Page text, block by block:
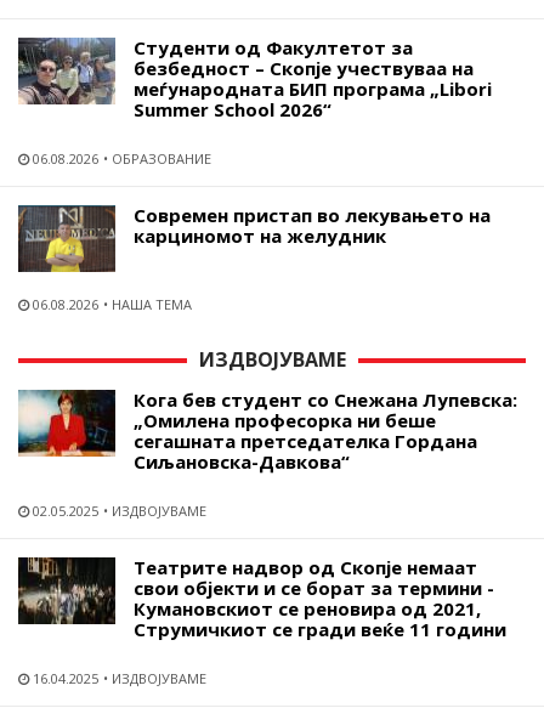
Студенти од Факултетот за
безбедност – Скопје учествуваа на
меѓународната БИП програма „Libori
Summer School 2026“
06.08.2026 ОБРАЗОВАНИЕ
Современ пристап во лекувањето на
карциномот на желудник
06.08.2026 НАША ТЕМА
ИЗДВОЈУВАМЕ
Кога бев студент со Снежана Лупевска:
„Омилена професорка ни беше
сегашната претседателка Гордана
Сиљановска-Давкова“
02.05.2025 ИЗДВОЈУВАМЕ
Театрите надвор од Скопје немаат
свои објекти и се борат за термини -
Кумановскиот се реновира од 2021,
Струмичкиот се гради веќе 11 години
16.04.2025 ИЗДВОЈУВАМЕ